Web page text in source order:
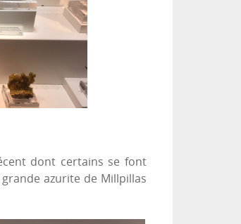
dont certains se font
azurite de Millpillas